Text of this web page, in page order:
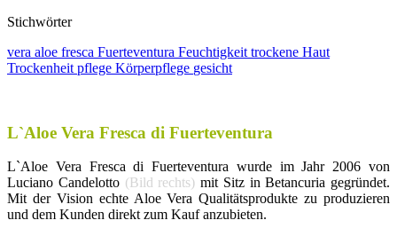
Stichwörter
vera aloe fresca Fuerteventura Feuchtigkeit trockene Haut
Trockenheit pflege Körperpflege gesicht
L`Aloe Vera Fresca di Fuerteventura
L`Aloe Vera Fresca di Fuerteventura wurde im Jahr 2006 von
Luciano Candelotto (Bild rechts) mit Sitz in Betancuria gegründet.
Mit der Vision echte Aloe Vera Qualitätsprodukte zu produzieren
und dem Kunden direkt zum Kauf anzubieten.